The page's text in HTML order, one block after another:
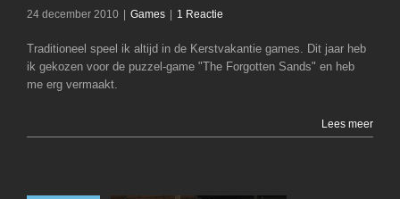
24 december 2010 | Games | 1 Reactie
Traditioneel speel ik altijd in de Kerstvakantie games. Dit jaar heb
ik gekozen voor de puzzel-game "The Forgotten Sands" en heb
me erg vermaakt.
Lees meer